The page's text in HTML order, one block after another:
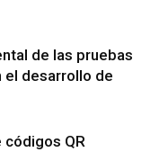
de las pruebas
el desarrollo de
QR